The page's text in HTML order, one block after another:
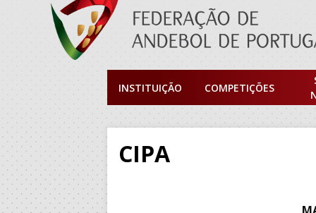
INSTITUIÇÃO COMPETIÇÕES
CIPA